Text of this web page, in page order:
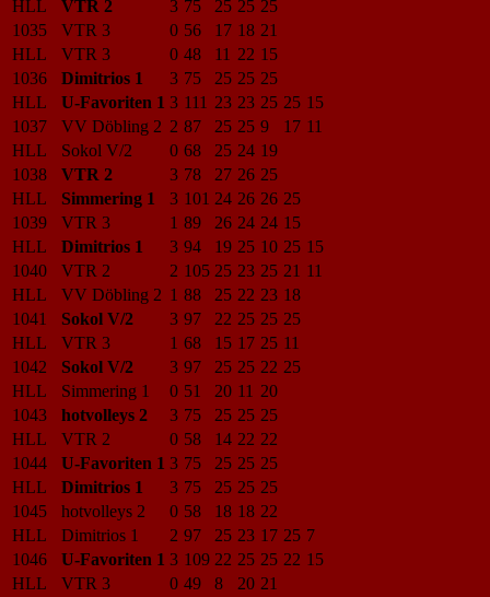
HLL
VTR 2 3 75 25 25 25
1035
VTR 3 0 56 17 18 21
HLL
VTR 3 0 48 11 22 15
1036
Dimitrios 1 3 75 25 25 25
HLL
U-Favoriten 1 3 111 23 23 25 25 15
1037
VV Döbling 2 2 87 25 25 9 17 11
HLL
Sokol V/2 0 68 25 24 19
1038
VTR 2 3 78 27 26 25
HLL
Simmering 1 3 101 24 26 26 25
1039
VTR 3 1 89 26 24 24 15
HLL
Dimitrios 1 3 94 19 25 10 25 15
1040
VTR 2 2 105 25 23 25 21 11
HLL
VV Döbling 2 1 88 25 22 23 18
1041
Sokol V/2 3 97 22 25 25 25
HLL
VTR 3 1 68 15 17 25 11
1042
Sokol V/2 3 97 25 25 22 25
HLL
Simmering 1 0 51 20 11 20
1043
hotvolleys 2 3 75 25 25 25
HLL
VTR 2 0 58 14 22 22
1044
U-Favoriten 1 3 75 25 25 25
HLL
Dimitrios 1 3 75 25 25 25
1045
hotvolleys 2 0 58 18 18 22
HLL
Dimitrios 1 2 97 25 23 17 25 7
1046
U-Favoriten 1 3 109 22 25 25 22 15
HLL
VTR 3 0 49 8 20 21